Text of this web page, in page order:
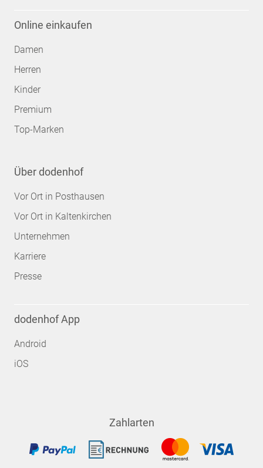
Online einkaufen
Damen
Herren
Kinder
Premium
Top-Marken
Über dodenhof
Vor Ort in Posthausen
Vor Ort in Kaltenkirchen
Unternehmen
Karriere
Presse
dodenhof App
Android
iOS
Zahlarten